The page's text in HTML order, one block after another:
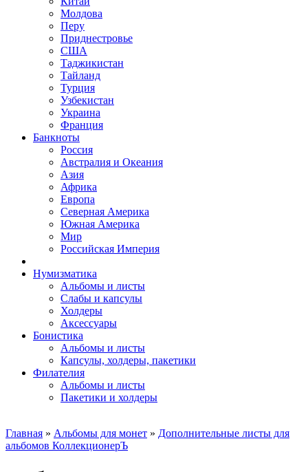
Молдова
Перу
Приднестровье
США
Таджикистан
Тайланд
Турция
Узбекистан
Украина
Франция
Банкноты
Россия
Австралия и Океания
Азия
Африка
Европа
Северная Америка
Южная Америка
Мир
Российская Империя
Нумизматика
Альбомы и листы
Слабы и капсулы
Холдеры
Аксессуары
Бонистика
Альбомы и листы
Капсулы, холдеры, пакетики
Филателия
Альбомы и листы
Пакетики и холдеры
Главная » Альбомы для монет » Дополнительные листы для
альбомов КоллекционерЪ